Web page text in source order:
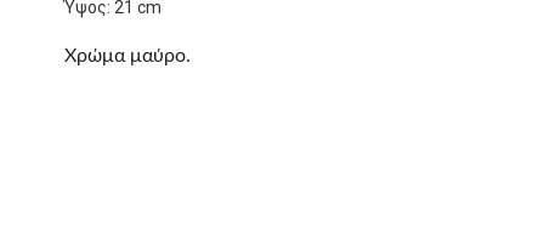
Ύψος: 21 cm
Χρώμα μαύρο.